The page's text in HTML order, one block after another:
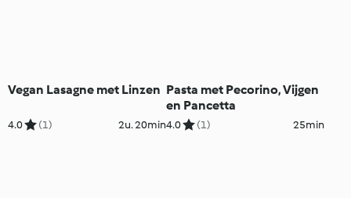
Vegan Lasagne met Linzen
4.0 (1) 2u. 20min
Pasta met Pecorino, Vijgen
en Pancetta
4.0 (1) 25min